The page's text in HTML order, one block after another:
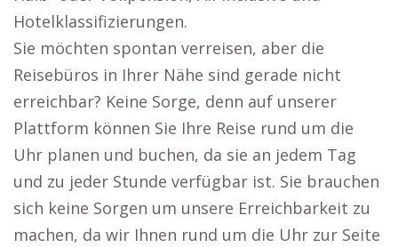
Hotelklassifizierungen.
Sie möchten spontan verreisen, aber die
Reisebüros in Ihrer Nähe sind gerade nicht
erreichbar? Keine Sorge, denn auf unserer
Plattform können Sie Ihre Reise rund um die
Uhr planen und buchen, da sie an jedem Tag
und zu jeder Stunde verfügbar ist. Sie brauchen
sich keine Sorgen um unsere Erreichbarkeit zu
machen, da wir Ihnen rund um die Uhr zur Seite